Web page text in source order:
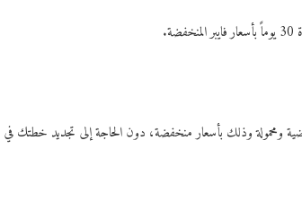
ومحمولة وذلك بأسعار منخفضة، دون الحاجة إلى تجديد